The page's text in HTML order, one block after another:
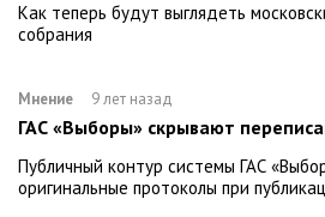
Как теперь будут выглядеть
собрания
Мнение 9 лет назад
ГАС «Выборы» скрывают
Публичный контур системы ГАС
оригинальные протоколы при